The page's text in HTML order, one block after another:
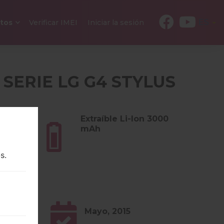
Verificar IMEI Iniciar la sesión
LG G4 STYLUS
Extraíble Li-Ion 3000
mAh
Mayo, 2015